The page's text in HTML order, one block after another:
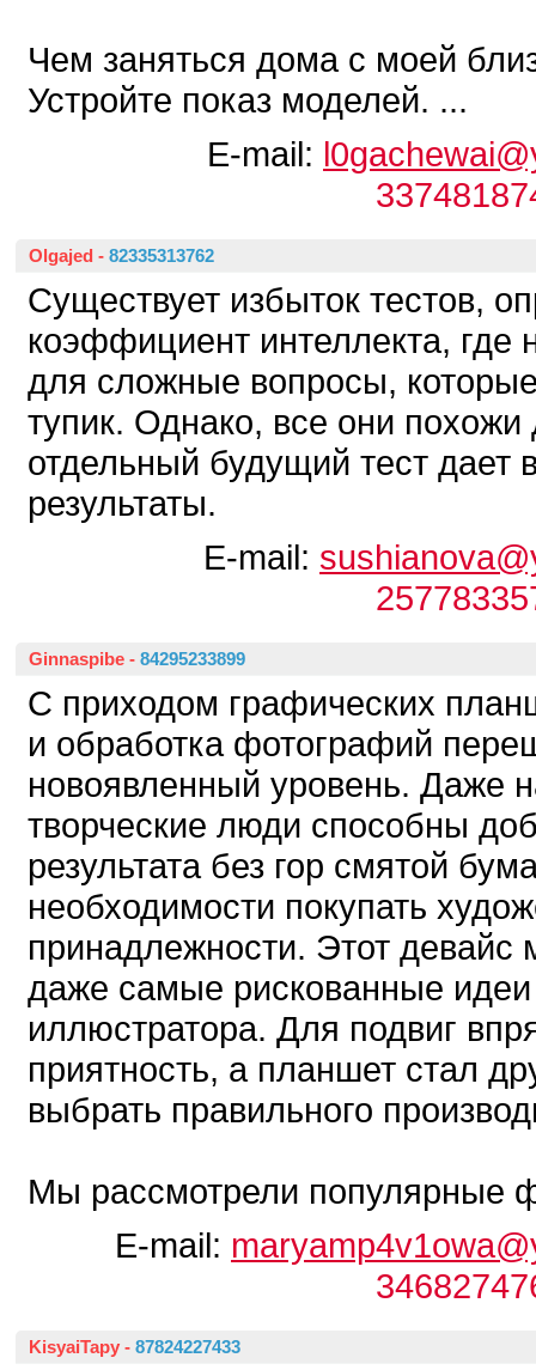
Чем заняться дома с моей
Устройте показ моделей. ...
E-mail:
Olgajed - 82335313762
Существует избыток тестов,
коэффициент интеллекта, где
для сложные вопросы,
тупик. Однако, все они похожи
отдельный будущий тест дает
результаты.
E-mail:
Ginnaspibe - 84295233899
С приходом графических
и обработка фотографий
новоявленный уровень. Даже
творческие люди способны
результата без гор смятой
необходимости покупать
принадлежности. Этот девайс
даже самые рискованные
иллюстратора. Для подвиг
приятность, а планшет стал
выбрать правильного
Мы рассмотрели популярные
E-mail:
KisyaiTapy - 87824227433